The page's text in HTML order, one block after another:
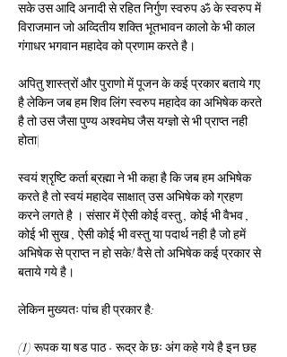
सके उस आदि अनादी से रहित निर्गुण स्वरुप ॐ के स्वरुप में
विराजमान जो अव्दितीय शक्ति भूतभावन कालो के भी काल
गंगाधर भगवान महादेव को प्रणाम करते है।
अपितु शास्त्रों और पुराणो में पूजन के कई प्रकार बताये गए
है लेकिन जब हम शिव लिंग स्वरुप महादेव का अभिषेक करते
है तो उस जैसा पुण्य अश्वमेघ जैस यग्ज्ञो से भी प्राप्त नही
होता|
स्वयं श्रृष्टि कर्ता ब्रह्मा ने भी कहा है कि जब हम अभिषेक
करते है तो स्वयं महादेव साक्षात् उस अभिषेक को ग्रहण
करने लगते है । संसार में ऐसी कोई वस्तु , कोई भी वैभव ,
कोई भी सुख , ऐसी कोई भी वस्तु या पदार्थ नही है जो हमें
अभिषेक से प्राप्त न हो सके! वैसे तो अभिषेक कई प्रकार से
बताये गये है।
लेकिन मुख्यतः पांच ही प्रकार है:
(1) रूपक या षड पाठ - रूद्र के छः अंग कहे गये है इन छह